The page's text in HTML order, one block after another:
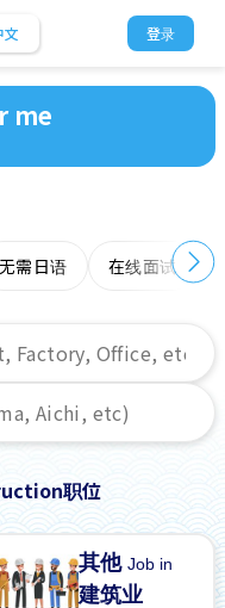
文 登录
me
无需日语 在线面试
职位
其他Job in
建筑业